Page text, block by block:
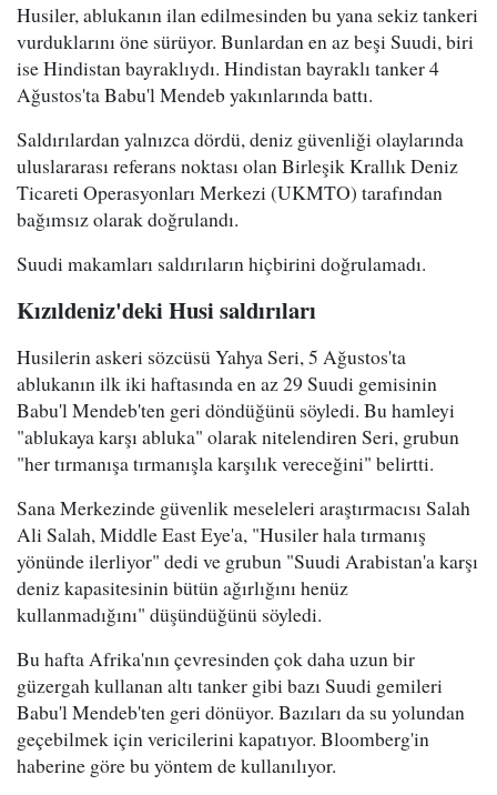
Husiler, ablukanın ilan edilmesinden bu yana sekiz tankeri
vurduklarını öne sürüyor. Bunlardan en az beşi Suudi, biri
ise Hindistan bayraklıydı. Hindistan bayraklı tanker 4
Ağustos'ta Babu'l Mendeb yakınlarında battı.
Saldırılardan yalnızca dördü, deniz güvenliği olaylarında
uluslararası referans noktası olan Birleşik Krallık Deniz
Ticareti Operasyonları Merkezi (UKMTO) tarafından
bağımsız olarak doğrulandı.
Suudi makamları saldırıların hiçbirini doğrulamadı.
Kızıldeniz'deki Husi saldırıları
Husilerin askeri sözcüsü Yahya Seri, 5 Ağustos'ta
ablukanın ilk iki haftasında en az 29 Suudi gemisinin
Babu'l Mendeb'ten geri döndüğünü söyledi. Bu hamleyi
"ablukaya karşı abluka" olarak nitelendiren Seri, grubun
"her tırmanışa tırmanışla karşılık vereceğini" belirtti.
Sana Merkezinde güvenlik meseleleri araştırmacısı Salah
Ali Salah, Middle East Eye'a, "Husiler hala tırmanış
yönünde ilerliyor" dedi ve grubun "Suudi Arabistan'a karşı
deniz kapasitesinin bütün ağırlığını henüz
kullanmadığını" düşündüğünü söyledi.
Bu hafta Afrika'nın çevresinden çok daha uzun bir
güzergah kullanan altı tanker gibi bazı Suudi gemileri
Babu'l Mendeb'ten geri dönüyor. Bazıları da su yolundan
geçebilmek için vericilerini kapatıyor. Bloomberg'in
haberine göre bu yöntem de kullanılıyor.